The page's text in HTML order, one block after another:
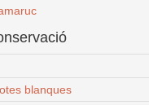
blanques